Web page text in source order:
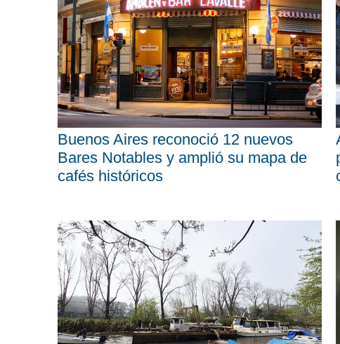
Buenos Aires reconoció 12 nuevos
Bares Notables y amplió su mapa de
cafés históricos